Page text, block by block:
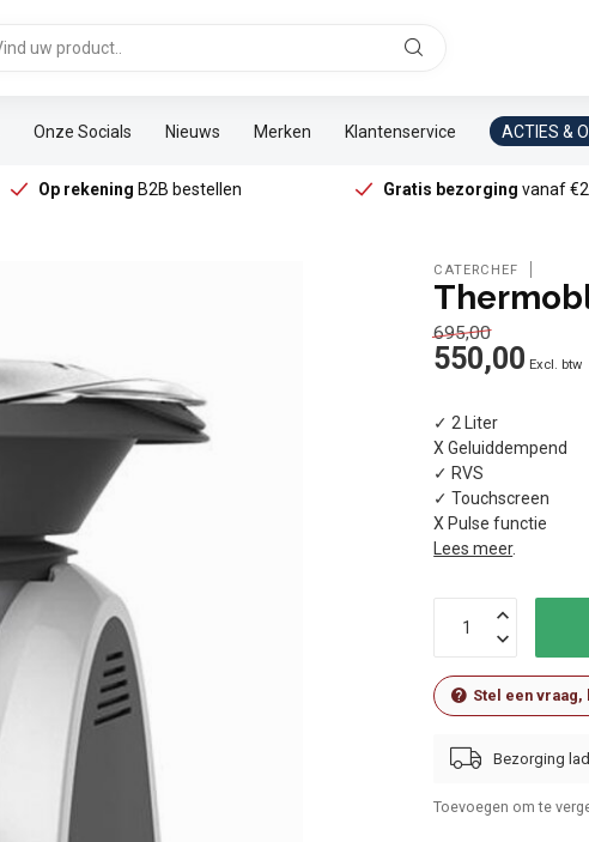
Onze Socials Nieuws Merken Klantenservice ACTIES &
Op rekening B2B bestellen Gratis bezorging vanaf
CATERCHEF
695,00
550,00 Excl. btw
✓ 2 Liter
X Geluiddempend
✓ RVS
✓ Touchscreen
X Pulse functie
Lees meer.
Stel een vraag,
Bezorging
Toevoegen om te